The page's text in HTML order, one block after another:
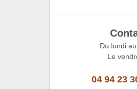
Du lundi
Le
04 94 23